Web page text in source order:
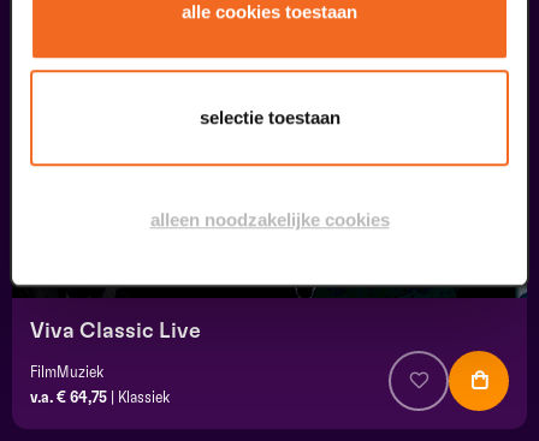
alle cookies toestaan
selectie toestaan
alleen noodzakelijke cookies
Viva Classic Live
FilmMuziek
v.a. € 64,75
Klassiek